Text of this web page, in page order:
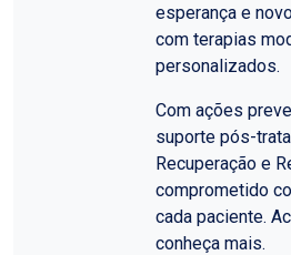
esperança e
com terapias
personalizados.
Com ações
suporte pós-
Recuperação e
comprometido
cada paciente.
conheça mais.